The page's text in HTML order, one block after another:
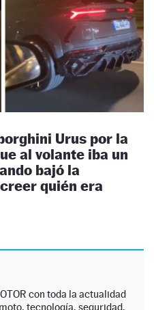
Urus por la
al volante iba un
bajó la
quién era
con toda la actualidad
tecnología, seguridad,